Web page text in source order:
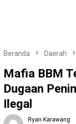
Beranda Daerah
Mafia BBM
Dugaan
Ilegal
Ryan Karawang